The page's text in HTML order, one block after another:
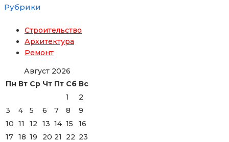
Рубрики
Строительство
Архитектура
Ремонт
Август 2026
Пн Вт Ср Чт Пт Сб Вс
1
2
3
4 5 6 7 8
9
10 11 12 13 14 15
16
17 18 19 20 21 22 23